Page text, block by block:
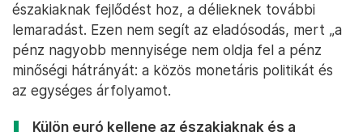
északiaknak fejlődést hoz, a délieknek további
lemaradást. Ezen nem segít az eladósodás, mert „a
pénz nagyobb mennyisége nem oldja fel a pénz
minőségi hátrányát: a közös monetáris politikát és
az egységes árfolyamot.
Külön euró kellene az északiaknak és a